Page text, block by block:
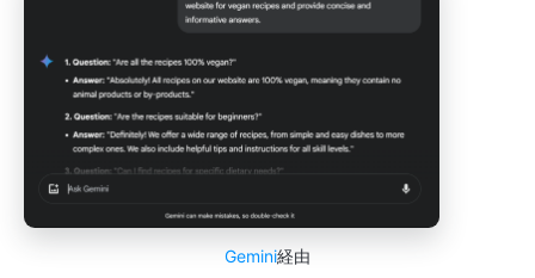
Gemini経由